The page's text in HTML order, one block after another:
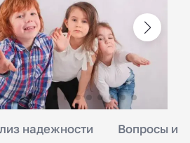
надежности Вопросы и